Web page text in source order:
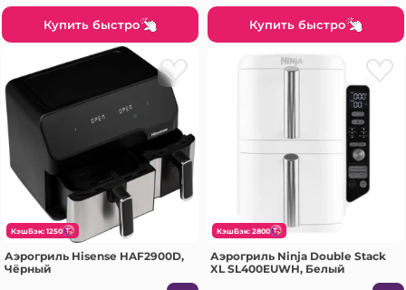
Купить быстро Купить быстро
КэшБэк: 1250
Аэрогриль Hisense HAF2900D,
Чёрный
КэшБэк: 2800
Аэрогриль Ninja Double Stack
XL SL400EUWH, Белый